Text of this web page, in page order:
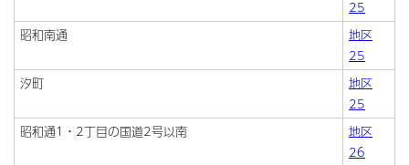
25
昭和南通
地区
25
汐町
地区
25
昭和通1・2丁目の国道2号以南
地区
26